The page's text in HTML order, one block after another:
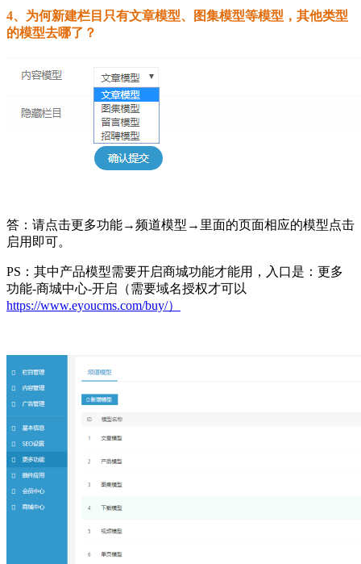
4、为何新建栏目只有文章模型、图集模型等模型，其他类型
的模型去哪了？
答：请点击更多功能→频道模型→里面的页面相应的模型点击
启用即可。
PS：其中产品模型需要开启商城功能才能用，入口是：更多
功能-商城中心-开启（需要域名授权才可以
https://www.eyoucms.com/buy/）